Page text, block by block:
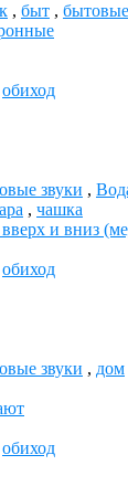
, быт ,
обиход
звуки ,
, чашка
и вниз
обиход
звуки , дом
обиход